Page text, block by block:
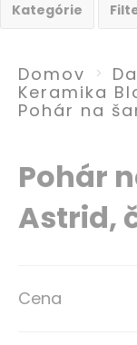
Kategórie
Domov
Keramika
Pohár na
Pohár
Astrid,
Cena
Preskočiť
na
galérie
Preskočiť
na
galérie